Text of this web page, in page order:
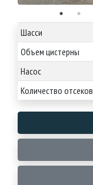
Шасси
Объем цистерны
Насос
Количество отсеков